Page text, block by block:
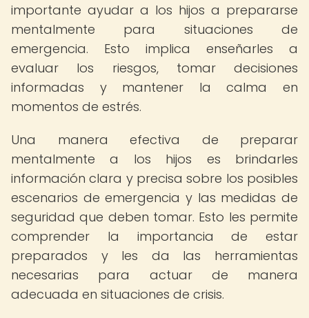
importante ayudar a los hijos a prepararse
mentalmente para situaciones de
emergencia. Esto implica enseñarles a
evaluar los riesgos, tomar decisiones
informadas y mantener la calma en
momentos de estrés.
Una manera efectiva de preparar
mentalmente a los hijos es brindarles
información clara y precisa sobre los posibles
escenarios de emergencia y las medidas de
seguridad que deben tomar. Esto les permite
comprender la importancia de estar
preparados y les da las herramientas
necesarias para actuar de manera
adecuada en situaciones de crisis.